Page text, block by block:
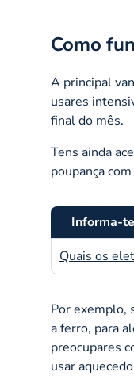
Como
A principal
usares
final do mês.
Tens ainda
poupança
Informa-
Quais os
Por exemplo,
a ferro, para
preocupares
usar